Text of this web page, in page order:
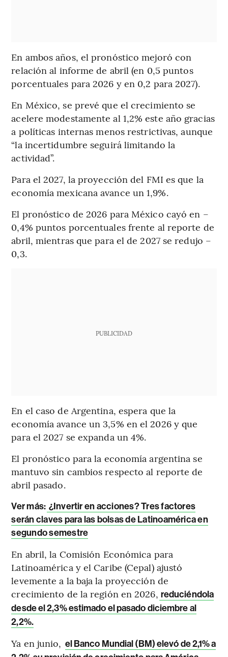
En ambos años, el pronóstico mejoró con
relación al informe de abril (en 0,5 puntos
porcentuales para 2026 y en 0,2 para 2027).
En México, se prevé que el crecimiento se
acelere modestamente al 1,2% este año gracias
a políticas internas menos restrictivas, aunque
“la incertidumbre seguirá limitando la
actividad”.
Para el 2027, la proyección del FMI es que la
economía mexicana avance un 1,9%.
El pronóstico de 2026 para México cayó en –
0,4% puntos porcentuales frente al reporte de
abril, mientras que para el de 2027 se redujo –
0,3.
PUBLICIDAD
En el caso de Argentina, espera que la
economía avance un 3,5% en el 2026 y que
para el 2027 se expanda un 4%.
El pronóstico para la economía argentina se
mantuvo sin cambios respecto al reporte de
abril pasado.
Ver más: ¿Invertir en acciones? Tres factores
serán claves para las bolsas de Latinoamérica en
segundo semestre
En abril, la Comisión Económica para
Latinoamérica y el Caribe (Cepal) ajustó
levemente a la baja la proyección de
crecimiento de la región en 2026, reduciéndola
desde el 2,3% estimado el pasado diciembre al
2,2%.
Ya en junio, el Banco Mundial (BM) elevó de 2,1% a